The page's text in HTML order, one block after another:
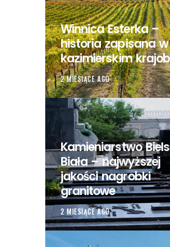
Winnica Esterka –
historia zapisana w
kazimierskim
2 MIESIĄCE AGO
Kamieniarstwo
Biała – najwyższej
jakości nagrobki
granitowe
2 MIESIĄCE AGO